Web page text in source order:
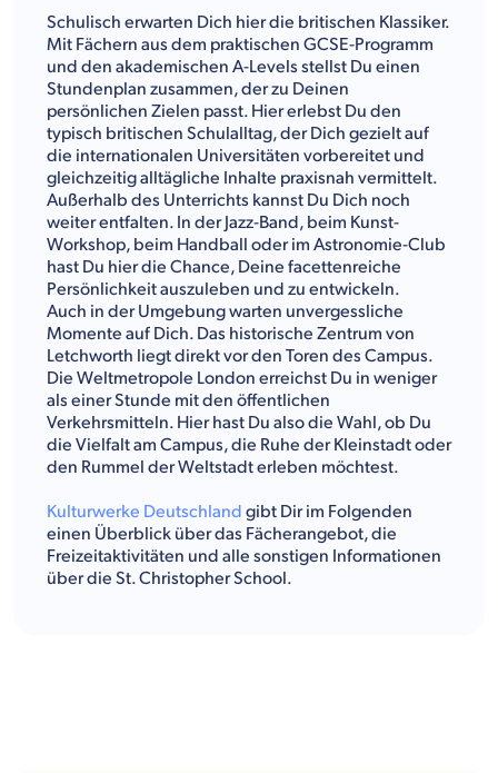
Schulisch erwarten Dich hier die britischen Klassiker.
Mit Fächern aus dem praktischen GCSE-Programm
und den akademischen A-Levels stellst Du einen
Stundenplan zusammen, der zu Deinen
persönlichen Zielen passt. Hier erlebst Du den
typisch britischen Schulalltag, der Dich gezielt auf
die internationalen Universitäten vorbereitet und
gleichzeitig alltägliche Inhalte praxisnah vermittelt.
Außerhalb des Unterrichts kannst Du Dich noch
weiter entfalten. In der Jazz-Band, beim Kunst-
Workshop, beim Handball oder im Astronomie-Club
hast Du hier die Chance, Deine facettenreiche
Persönlichkeit auszuleben und zu entwickeln.
Auch in der Umgebung warten unvergessliche
Momente auf Dich. Das historische Zentrum von
Letchworth liegt direkt vor den Toren des Campus.
Die Weltmetropole London erreichst Du in weniger
als einer Stunde mit den öffentlichen
Verkehrsmitteln. Hier hast Du also die Wahl, ob Du
die Vielfalt am Campus, die Ruhe der Kleinstadt oder
den Rummel der Weltstadt erleben möchtest.
Kulturwerke Deutschland gibt Dir im Folgenden
einen Überblick über das Fächerangebot, die
Freizeitaktivitäten und alle sonstigen Informationen
über die St. Christopher School.